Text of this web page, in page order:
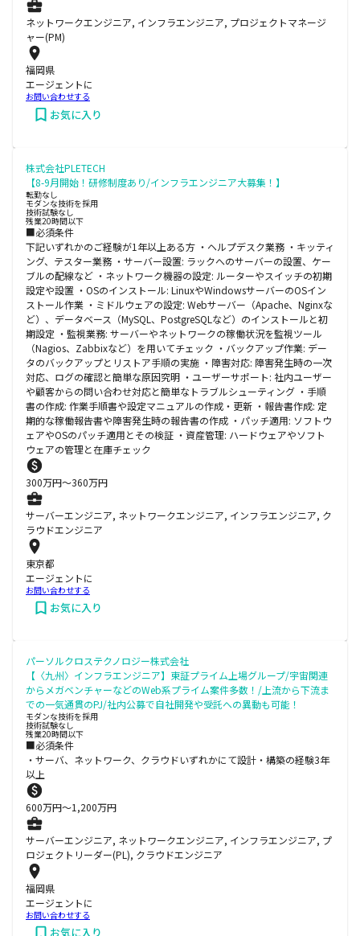
ネットワークエンジニア, インフラエンジニア, プロジェクトマネージ
ャー(PM)
福岡県
エージェントに
お問い合わせする
お気に入り
株式会社PLETECH
【8-9月開始！研修制度あり/インフラエンジニア大募集！】
転勤なし
モダンな技術を採用
技術試験なし
残業20時間以下
■必須条件
下記いずれかのご経験が1年以上ある方 ・ヘルプデスク業務 ・キッティ
ング、テスター業務 ・サーバー設置: ラックへのサーバーの設置、ケー
ブルの配線など ・ネットワーク機器の設定: ルーターやスイッチの初期
設定や設置 ・OSのインストール: LinuxやWindowsサーバーのOSイン
ストール作業 ・ミドルウェアの設定: Webサーバー（Apache、Nginxな
ど）、データベース（MySQL、PostgreSQLなど）のインストールと初
期設定 ・監視業務: サーバーやネットワークの稼働状況を監視ツール
（Nagios、Zabbixなど）を用いてチェック ・バックアップ作業: デー
タのバックアップとリストア手順の実施 ・障害対応: 障害発生時の一次
対応、ログの確認と簡単な原因究明 ・ユーザーサポート: 社内ユーザー
や顧客からの問い合わせ対応と簡単なトラブルシューティング ・手順
書の作成: 作業手順書や設定マニュアルの作成・更新 ・報告書作成: 定
期的な稼働報告書や障害発生時の報告書の作成 ・パッチ適用: ソフトウ
ェアやOSのパッチ適用とその検証 ・資産管理: ハードウェアやソフト
ウェアの管理と在庫チェック
300万円〜360万円
サーバーエンジニア, ネットワークエンジニア, インフラエンジニア, ク
ラウドエンジニア
東京都
エージェントに
お問い合わせする
お気に入り
パーソルクロステクノロジー株式会社
【〈九州〉インフラエンジニア】東証プライム上場グループ/宇宙関連
からメガベンチャーなどのWeb系プライム案件多数！/上流から下流ま
での一気通貫のPJ/社内公募で自社開発や受託への異動も可能！
モダンな技術を採用
技術試験なし
残業20時間以下
■必須条件
・サーバ、ネットワーク、クラウドいずれかにて設計・構築の経験3年
以上
600万円〜1,200万円
サーバーエンジニア, ネットワークエンジニア, インフラエンジニア, プ
ロジェクトリーダー(PL), クラウドエンジニア
福岡県
エージェントに
お問い合わせする
お気に入り